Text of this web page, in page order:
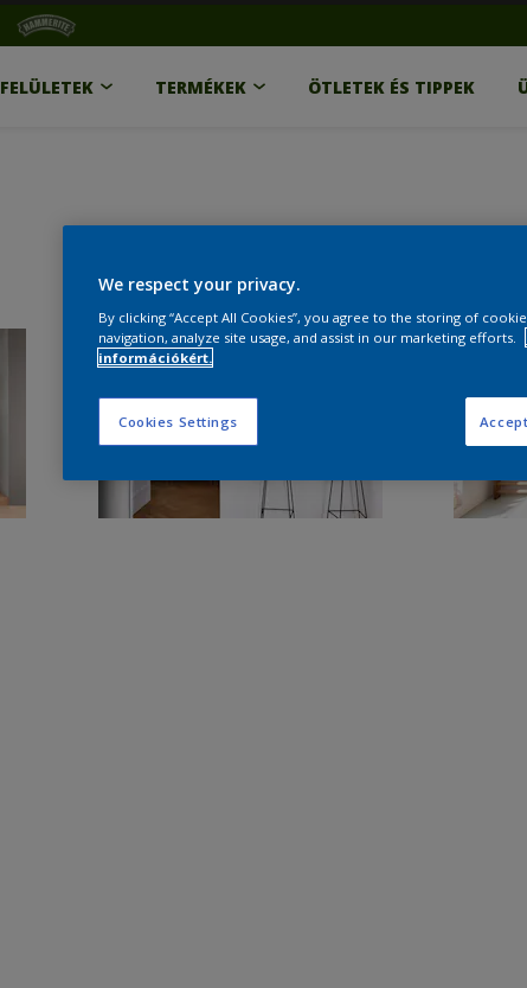
FELÜLETEK TERMÉKEK ÖTLETEK ÉS TIPPEK
We respect your privacy.
By clicking “Accept All Cookies”, you agree to the storing of
navigation, analyze site usage, and assist in our marketing efforts.
információkért.
Cookies Settings